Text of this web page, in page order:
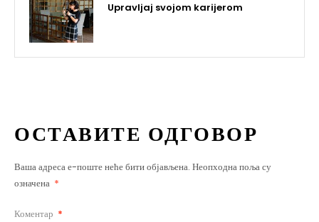
Upravljaj svojom karijerom
ОСТАВИТЕ ОДГОВОР
Ваша адреса е-поште неће бити објављена. Неопходна поља су
означена *
Коментар *